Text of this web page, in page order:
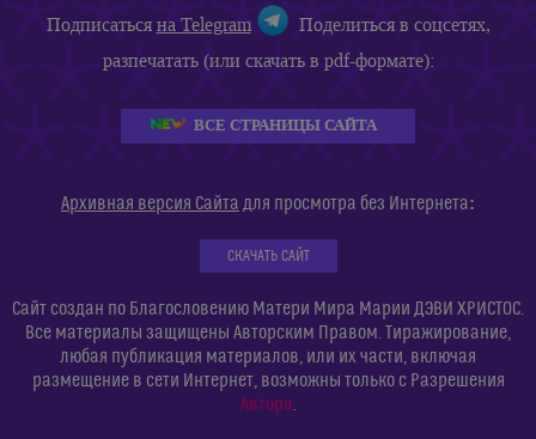
Подписатьсяна Telegram
Поделиться в соцсетях,
разпечатать (или скачать в pdf-формате):
ВСЕ СТРАНИЦЫ САЙТА
Архивная версия Сайта для просмотра без Интернета:
СКАЧАТЬ САЙТ
Сайт создан по Благословению Матери Мира Марии ДЭВИ ХРИСТОС.
Все материалы защищены Авторским Правом. Тиражирование,
любая публикация материалов, или их части, включая
размещение в сети Интернет, возможны только с Разрешения
Автора